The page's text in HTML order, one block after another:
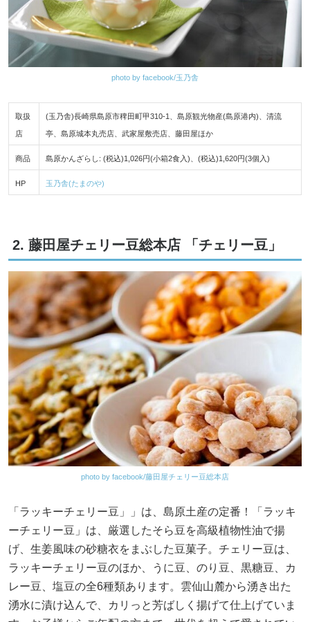
photo by facebook/玉乃舎
取扱
店
(玉乃舎)長崎県島原市稗田町甲310-1、島原観光物産(島原港内)、清流
亭、島原城本丸売店、武家屋敷売店、藤田屋ほか
商品 島原かんざらし: (税込)1,026円(小箱2食入)、(税込)1,620円(3個入)
HP 玉乃舎(たまのや)
2. 藤田屋チェリー豆総本店 「チェリー豆」
photo by facebook/藤田屋チェリー豆総本店
「ラッキーチェリー豆」」は、島原土産の定番！「ラッキ
ーチェリー豆」は、厳選したそら豆を高級植物性油で揚
げ、生姜風味の砂糖衣をまぶした豆菓子。チェリー豆は、
ラッキーチェリー豆のほか、うに豆、のり豆、黒糖豆、カ
レー豆、塩豆の全6種類あります。雲仙山麓から湧き出た
湧水に漬け込んで、カリっと芳ばしく揚げて仕上げていま